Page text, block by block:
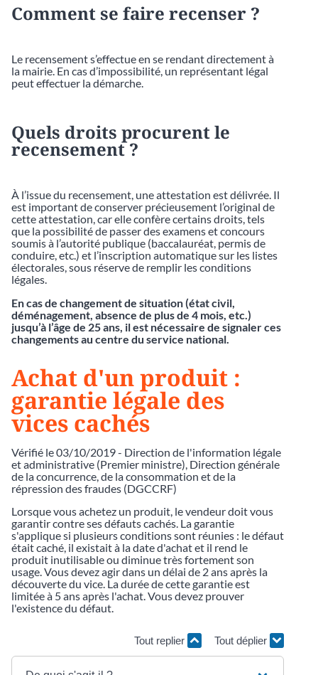
Comment se faire recenser ?
Le recensement s’effectue en se rendant directement à
la mairie. En cas d’impossibilité, un représentant légal
peut effectuer la démarche.
Quels droits procurent le
recensement ?
À l’issue du recensement, une attestation est délivrée. Il
est important de conserver précieusement l’original de
cette attestation, car elle confère certains droits, tels
que la possibilité de passer des examens et concours
soumis à l’autorité publique (baccalauréat, permis de
conduire, etc.) et l’inscription automatique sur les listes
électorales, sous réserve de remplir les conditions
légales.
En cas de changement de situation (état civil,
déménagement, absence de plus de 4 mois, etc.)
jusqu’à l’âge de 25 ans, il est nécessaire de signaler ces
changements au centre du service national.
Achat d'un produit :
garantie légale des
vices cachés
Vérifié le 03/10/2019 - Direction de l'information légale
et administrative (Premier ministre), Direction générale
de la concurrence, de la consommation et de la
répression des fraudes (DGCCRF)
Lorsque vous achetez un produit, le vendeur doit vous
garantir contre ses défauts cachés. La garantie
s'applique si plusieurs conditions sont réunies : le défaut
était caché, il existait à la date d'achat et il rend le
produit inutilisable ou diminue très fortement son
usage. Vous devez agir dans un délai de 2 ans après la
découverte du vice. La durée de cette garantie est
limitée à 5 ans après l'achat. Vous devez prouver
l'existence du défaut.
Tout replier Tout déplier